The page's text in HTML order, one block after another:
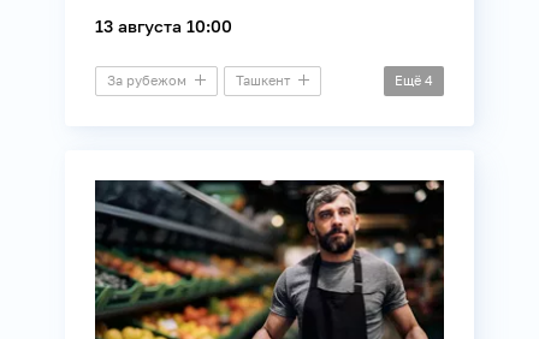
13 августа 10:00
За рубежом Ташкент
Сельское хозяйство
Ещё 4